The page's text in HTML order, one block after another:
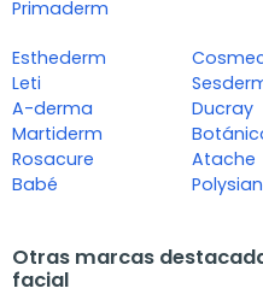
Primaderm
Esthederm
Leti
A-derma
Martiderm
Rosacure
Babé
Ducray
Atache
Otras marcas
facial